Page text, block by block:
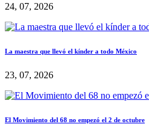
24, 07, 2026
La maestra que llevó el kínder a todo México
23, 07, 2026
El Movimiento del 68 no empezó el 2 de octubre